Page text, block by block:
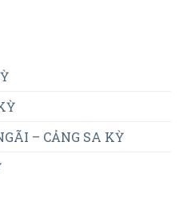
– CẢNG SA KỲ